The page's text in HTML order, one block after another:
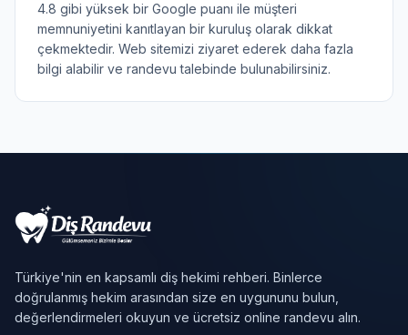
4.8 gibi yüksek bir Google puanı ile müşteri
memnuniyetini kanıtlayan bir kuruluş olarak dikkat
çekmektedir. Web sitemizi ziyaret ederek daha fazla
bilgi alabilir ve randevu talebinde bulunabilirsiniz.
Türkiye'nin en kapsamlı diş hekimi rehberi. Binlerce
doğrulanmış hekim arasından size en uygununu bulun,
değerlendirmeleri okuyun ve ücretsiz online randevu alın.